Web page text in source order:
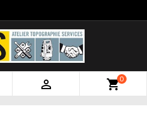
 shopping_cart0